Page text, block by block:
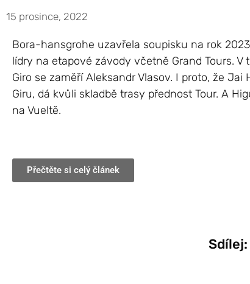
15 prosince, 2022
Bora-hansgrohe uzavřela soupisku na rok
lídry na etapové závody včetně Grand Tours.
Giro se zaměří Aleksandr Vlasov. I proto, že
Giru, dá kvůli skladbě trasy přednost Tour. A
na Vueltě.
Přečtěte si celý článek
Sdílej: